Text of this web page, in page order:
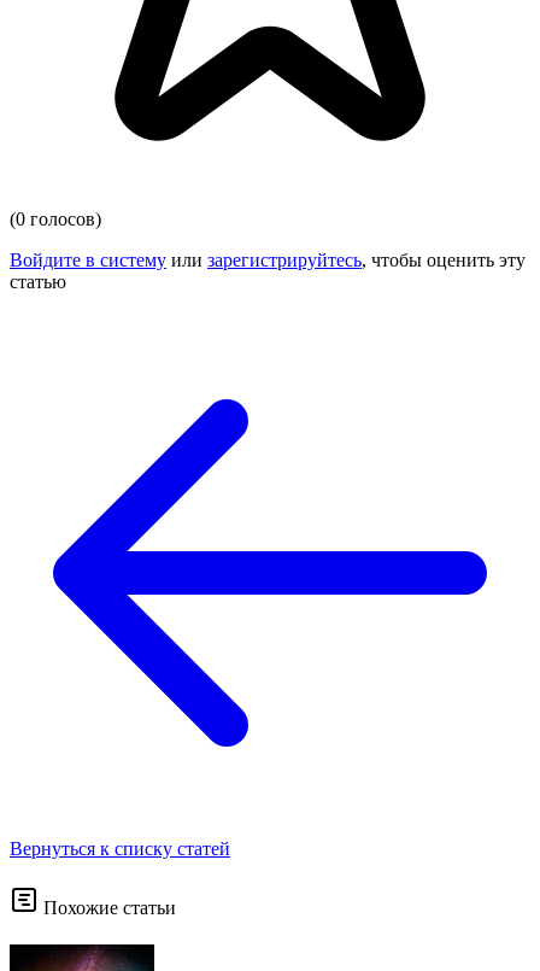
(0 голосов)
Войдите в систему или зарегистрируйтесь, чтобы оценить эту
статью
Вернуться к списку статей
Похожие статьи